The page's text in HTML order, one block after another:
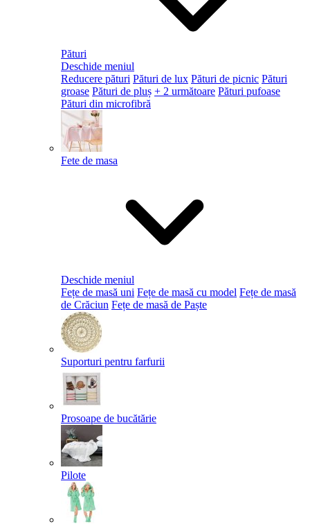
Pături
Deschide meniul
Reducere pături Pături de lux Pături de picnic Pături
groase Pături de pluș + 2 următoare Pături pufoase
Pături din microfibră
Fete de masa
Deschide meniul
Fețe de masă uni Fețe de masă cu model Fețe de masă
de Crăciun Fețe de masă de Paște​
Suporturi pentru farfurii
Prosoape de bucătărie
Pilote